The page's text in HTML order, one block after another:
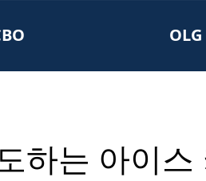
OLG
하는 아이스